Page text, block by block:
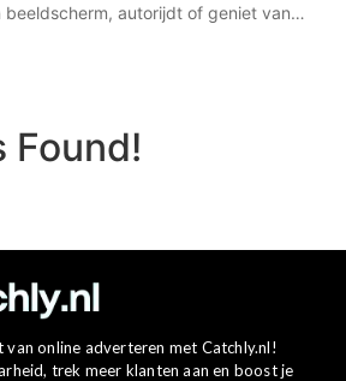
beeldscherm, autorijdt of geniet van…
Found!
online adverteren met Catchly.nl!
trek meer klanten aan en boost je